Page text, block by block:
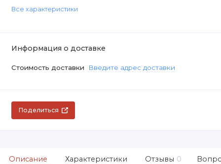
Все характеристики
Информация о доставке
Стоимость доставки Введите адрес доставки
Поделиться
Описание Характеристики Отзывы 0